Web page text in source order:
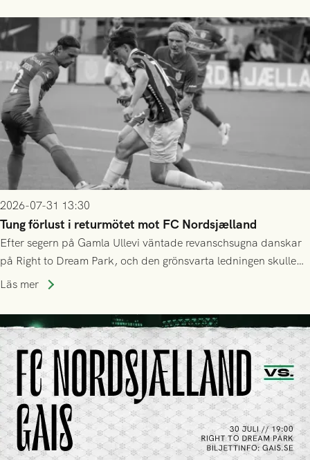
2026-07-31 13:30
Tung förlust i returmötet mot FC Nordsjælland
Efter segern på Gamla Ullevi väntade revanschsugna danskar
på Right to Dream Park, och den grönsvarta ledningen skulle
upphöra efter mindre än kvarten spelad. På lika mark visade
tennissiffror och det grönsvarta europaäventyret tog slut.
Läs mer